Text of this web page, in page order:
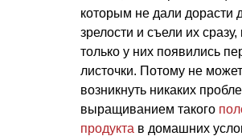
которым не дали дорасти
зрелости и съели их сразу,
только у них появились
листочки. Потому не может
возникнуть никаких
выращиванием такого
продукта в домашних